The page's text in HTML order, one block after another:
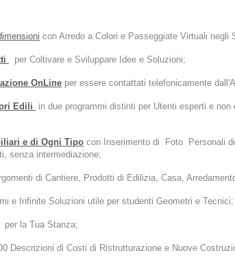
con Arredo a Colori e Passeggiate Virtuali negli
per Coltivare e Sviluppare Idee e Soluzioni;
OnLine per essere contattati telefonicamente
Edili
in due programmi distinti per Utenti esperti e
e di Ogni Tipo con Inserimento di Foto Personali
senza intermediazione;
di Cantiere, Prodotti di Edilizia, Casa,
e Infinite Soluzioni utile per studenti Geometri e Tecnici;
per la Tua Stanza;
Descrizioni di Costi di Ristrutturazione e Nuove